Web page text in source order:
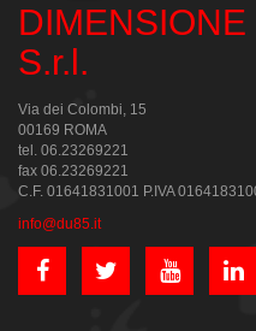
S.r.l.
Via dei Colombi, 15
00169 ROMA
tel. 06.23269221
fax 06.23269221
C.F. 01641831001 P.IVA
info@du85.it